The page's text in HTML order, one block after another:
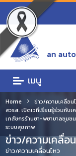
an
เมนู
Home
ข่าว/ความเคลื่อน
สวรส. เปิดเวทีเรียนรู้ร่วมกับ
เภสัชกรร้านยา-พยาบาลชุมช
ระบบสุขภาพ
ข่าว/ความเคลื่อ
ข่าว/ความเคลื่อนไหว